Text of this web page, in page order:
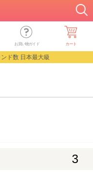
お買い物ガイド カート
ド数 日本最大級
3